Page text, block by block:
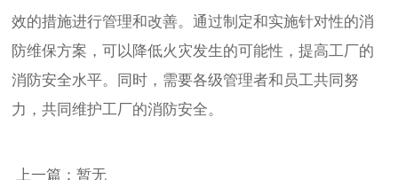
效的措施进行管理和改善。通过制定和实施针对性的消
防维保方案，可以降低火灾发生的可能性，提高工厂的
消防安全水平。同时，需要各级管理者和员工共同努
力，共同维护工厂的消防安全。
上一篇：暂无